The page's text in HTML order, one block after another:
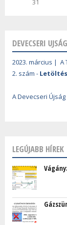
31
DEVECSERI UJSÁG
2023. március | A
2. szám - Letöltés
A Devecseri
LEGÚJABB HÍREK